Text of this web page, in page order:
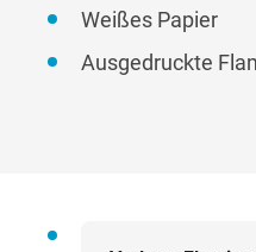
Weißes Papier
Ausgedruckte